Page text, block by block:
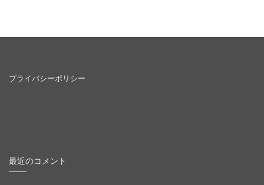
プライバシーポリシー
最近のコメント